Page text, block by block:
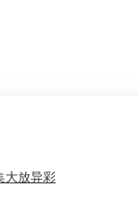
大放异彩